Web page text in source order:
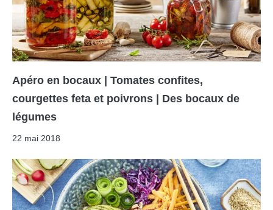
Apéro en bocaux | Tomates confites,
courgettes feta et poivrons | Des bocaux de
légumes
22 mai 2018